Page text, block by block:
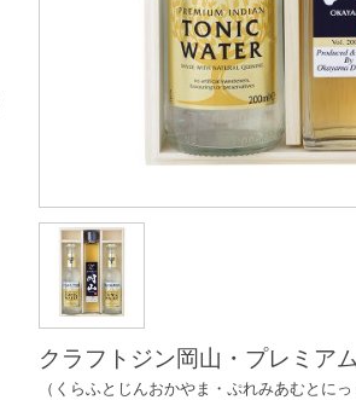
クラフトジン岡山・プレミア
（くらふとじんおかやま・ぷれみあむとにっ